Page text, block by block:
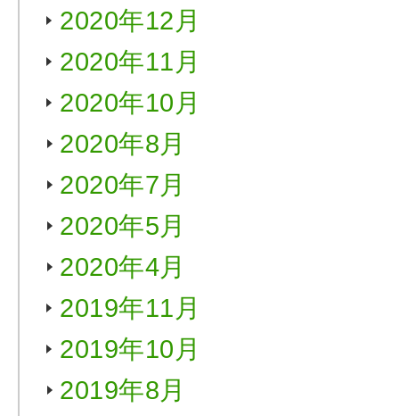
2020年12月
2020年11月
2020年10月
2020年8月
2020年7月
2020年5月
2020年4月
2019年11月
2019年10月
2019年8月